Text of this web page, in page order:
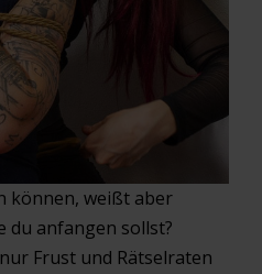
können, weißt aber
du anfangen sollst?
Frust und Rätselraten